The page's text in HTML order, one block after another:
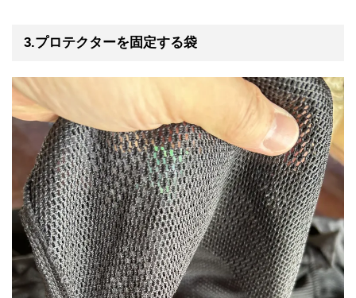
3.プロテクターを固定する袋